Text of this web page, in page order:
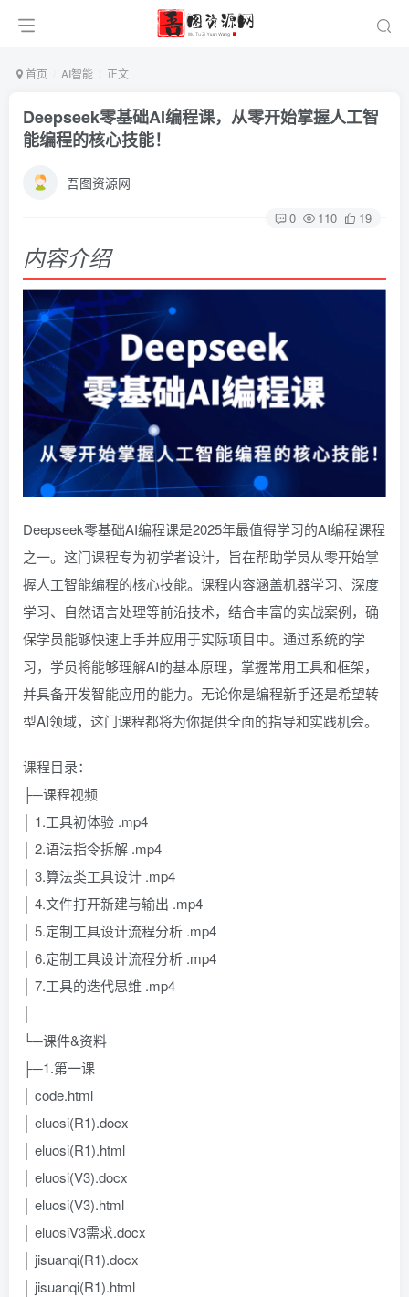
首页 AI智能 正文
Deepseek零基础AI编程课，从零开始掌握人工智
能编程的核心技能！
吾图资源网
0 110 19
内容介绍
Deepseek零基础AI编程课是2025年最值得学习的AI编程课程
之一。这门课程专为初学者设计，旨在帮助学员从零开始掌
握人工智能编程的核心技能。课程内容涵盖机器学习、深度
学习、自然语言处理等前沿技术，结合丰富的实战案例，确
保学员能够快速上手并应用于实际项目中。通过系统的学
习，学员将能够理解AI的基本原理，掌握常用工具和框架，
并具备开发智能应用的能力。无论你是编程新手还是希望转
型AI领域，这门课程都将为你提供全面的指导和实践机会。
课程目录：
├─课程视频
│ 1.工具初体验 .mp4
│ 2.语法指令拆解 .mp4
│ 3.算法类工具设计 .mp4
│ 4.文件打开新建与输出 .mp4
│ 5.定制工具设计流程分析 .mp4
│ 6.定制工具设计流程分析 .mp4
│ 7.工具的迭代思维 .mp4
│
└─课件&资料
├─1.第一课
│ code.html
│ eluosi(R1).docx
│ eluosi(R1).html
│ eluosi(V3).docx
│ eluosi(V3).html
│ eluosiV3需求.docx
│ jisuanqi(R1).docx
│ jisuanqi(R1).html